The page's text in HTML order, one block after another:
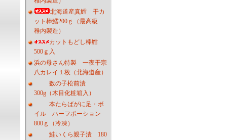
北海道産真鱈 干カ
ット棒鱈200ｇ（最高級
稚内製造）
カットもどし棒鱈
500ｇ入
浜の母さん特製 一夜干宗
八カレイ１枚（北海道産）
数の子松前漬
300g（木目化粧箱入）
本たらばがに足・ボ
イル ハーフポーション
800ｇ（冷凍）
鮭いくら親子漬 180